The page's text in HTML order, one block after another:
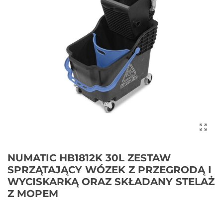
NUMATIC HB1812K 30L ZESTAW
SPRZĄTAJĄCY WÓZEK Z PRZEGRODĄ I
WYCISKARKĄ ORAZ SKŁADANY STELAŻ
Z MOPEM